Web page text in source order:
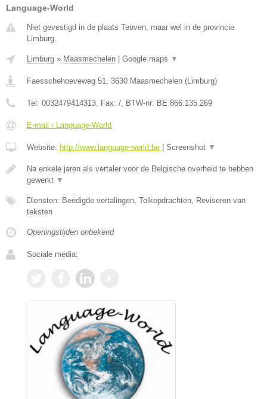
Language-World
Niet gevestigd in de plaats Teuven, maar wel in de provincie
Limburg.
Limburg » Maasmechelen Google maps ▼
Faesschehoeveweg 51 3630 Maasmechelen ( Limburg)
Tel: 0032479414313 , Fax: / , BTW-nr: BE 866.135.269
E-mail › Language-World
Website: http://www.language-world.be Screenshot ▼
Na enkele jaren als vertaler voor de Belgische overheid te hebben
gewerkt ▼
Diensten: Beëdigde vertalingen, Tolkopdrachten, Reviseren van
teksten
Openingstijden onbekend
Sociale media: